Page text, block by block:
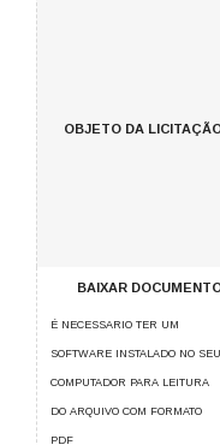
OBJETO DA
BAIXAR
É NECESSARIO TER UM
SOFTWARE INSTALADO NO SEU
COMPUTADOR PARA LEITURA
DO ARQUIVO COM FORMATO
PDF